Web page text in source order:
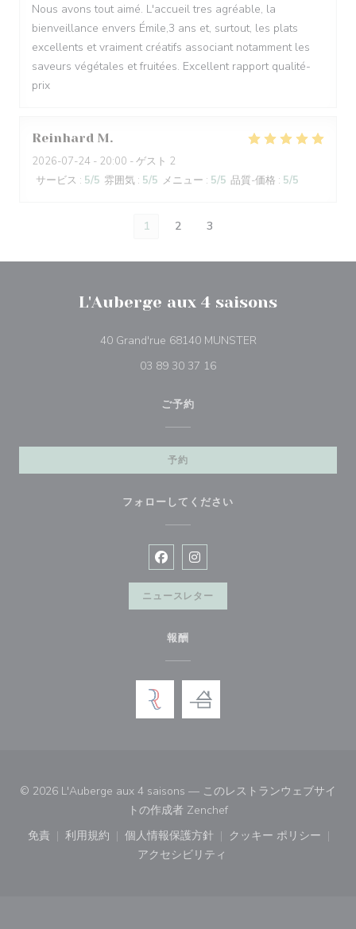
Nous avons tout aimé. L'accueil tres agréable, la
bienveillance envers Émile,3 ans et, surtout, les plats
excellents et vraiment créatifs associant notamment les
saveurs végétales et fruitées. Excellent rapport qualité-
prix
Reinhard M
2026-07-24 - 20:00 - ゲスト 2
サービス : 5/5 雰囲気 : 5/5 メニュー : 5/5 品質-価格 : 5/5
1 2 3
L'Auberge aux 4 saisons
40 Grand'rue 68140 MUNSTER((新しいウィンドウ
03 89 30 37 16
ご予約
予約
フォローしてください
Facebook ((新しいウィンドウで
Instagram ((新しいウィンド
ニュースレター
報酬
© 2026 L'Auberge aux 4 saisons — このレストランウェブサイ
トの作成者 Zenchef((新しいウィンドウで開
免責
((新しいウィンドウで開きます))
利用規約
((新しいウィンドウで開きます))
個人情報保護方針
((新しいウィンドウで開きます))
クッキー ポリシー
((新しいウィ
アクセシビリティ
((新しいウィンドウで開きます))